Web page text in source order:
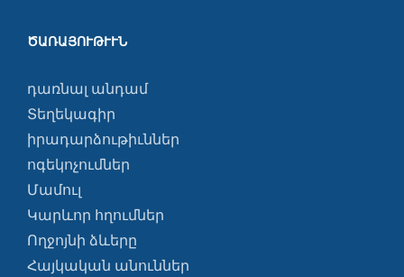
ԾԱՌԱՅՈՒԹՒՒՆ
դառնալ անդամ
Տեղեկագիր
իրադարձութիւններ
ոգեկոչումներ
Մամուլ
Կարևոր հղումներ
Ողջոյնի ձևերը
Հայկական անուններ